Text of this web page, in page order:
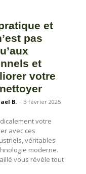
et
pas
et
votre
B. - 3 février 2025
votre
avec ces
véritables
moderne.
vous révèle tout